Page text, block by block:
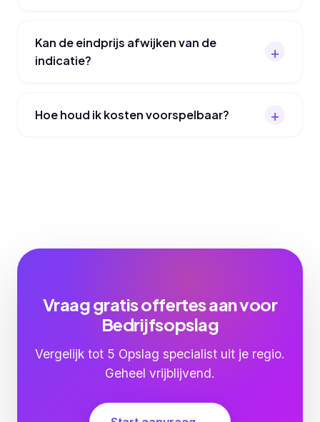
Kan de eindprijs afwijken van de
indicatie?
Hoe houd ik kosten voorspelbaar?
Vraag gratis offertes aan voor
Bedrijfsopslag
Vergelijk tot 5 Opslag specialist uit je regio.
Geheel vrijblijvend.